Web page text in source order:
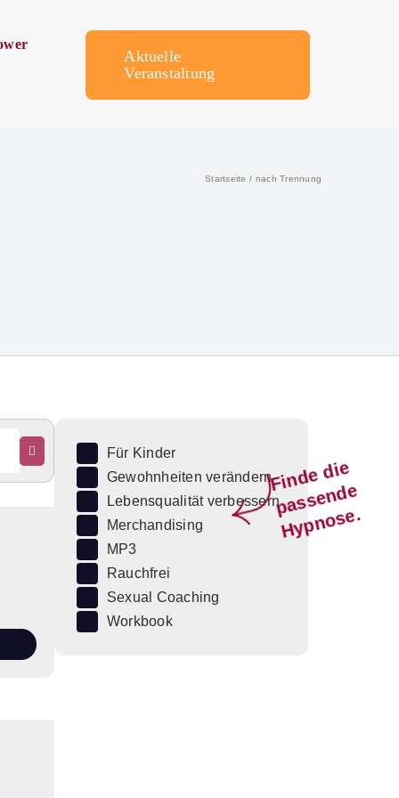
Aktuelle
Veranstaltung
Startseite nach Trennung
Fi
n
d
e
di
e
p
a
s
s
e
n
d
e
H
y
p
n
o
s
e.
Für Kinder
Gewohnheiten verändern
Lebensqualität verbessern
Merchandising
MP3
Rauchfrei
Sexual Coaching
Workbook